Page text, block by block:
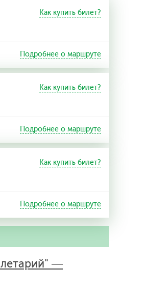
Как купить билет?
Подробнее о маршруте
Как купить билет?
Подробнее о маршруте
Как купить билет?
Подробнее о маршруте
—